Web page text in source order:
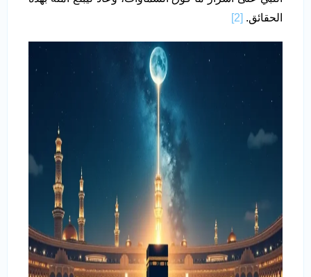
الحقائق. [2]